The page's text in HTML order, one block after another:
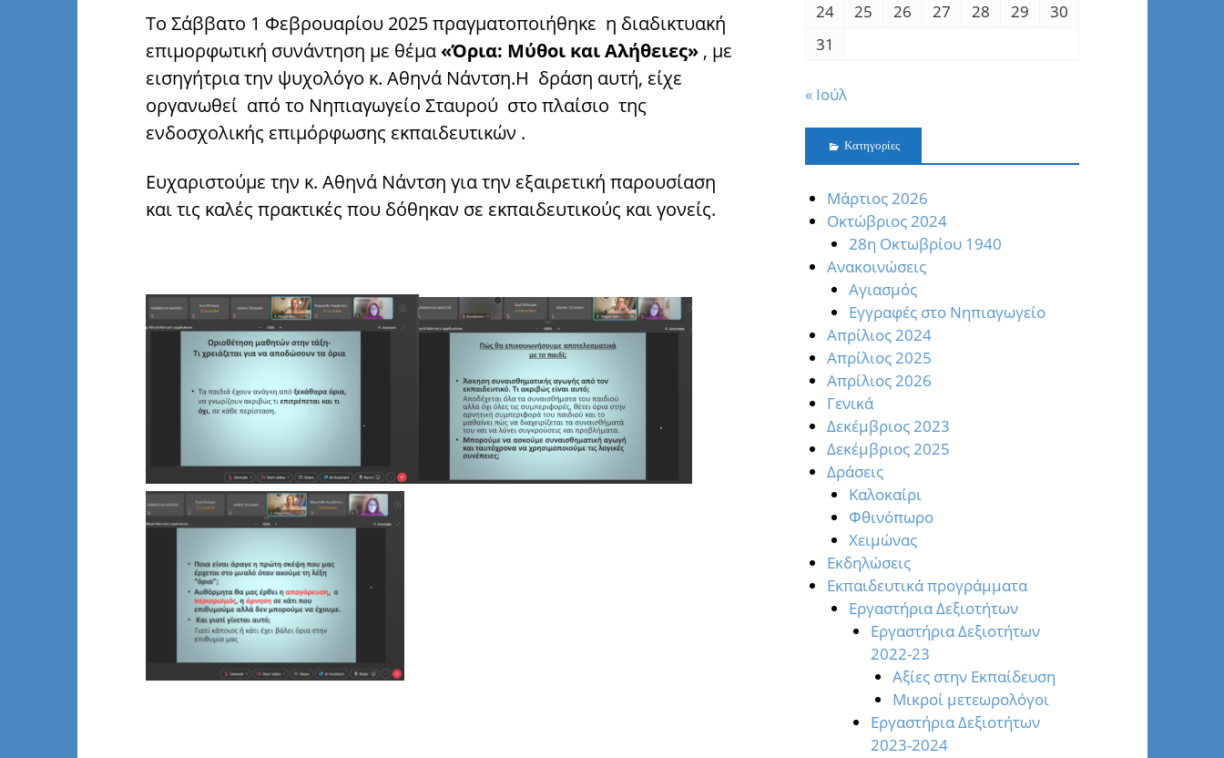
Το Σάββατο 1 Φεβρουαρίου 2025 πραγματοποιήθηκε η διαδικτυακή
επιμορφωτική συνάντηση με θέμα«Όρια: Μύθοι και Αλήθειες», με
εισηγήτρια την ψυχολόγο κ. Αθηνά Νάντση.Η δράση αυτή, είχε
οργανωθεί από το Νηπιαγωγείο Σταυρού στο πλαίσιο της
ενδοσχολικής επιμόρφωσης εκπαιδευτικών .
Ευχαριστούμε την κ. Αθηνά Νάντση για την εξαιρετική παρουσίαση
και τις καλές πρακτικές που δόθηκαν σε εκπαιδευτικούς και γονείς.
24
25 26 27 28 29
30
31
« Ιούλ
Kατηγορίες
Mάρτιος 2026
Oκτώβριος 2024
28η Οκτωβρίου 1940
Ανακοινώσεις
Αγιασμός
Εγγραφές στο Νηπιαγωγείο
Απρίλιος 2024
Απρίλιος 2025
Απρίλιος 2026
Γενικά
Δεκέμβριος 2023
Δεκέμβριος 2025
Δράσεις
Καλοκαίρι
Φθινόπωρο
Χειμώνας
Εκδηλώσεις
Εκπαιδευτικά προγράμματα
Εργαστήρια Δεξιοτήτων
Εργαστήρια Δεξιοτήτων
2022-23
Αξίες στην Εκπαίδευση
Μικροί μετεωρολόγοι
Εργαστήρια Δεξιοτήτων
2023-2024